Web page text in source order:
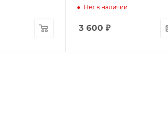
Нет в наличии
3 600 ₽